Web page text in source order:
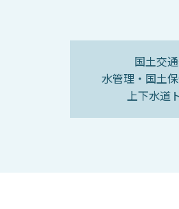
国土交
水管理・国土
上下水道